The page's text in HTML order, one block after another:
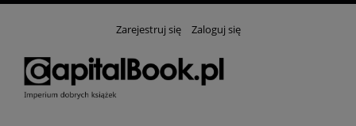
Zarejestruj się Zaloguj się